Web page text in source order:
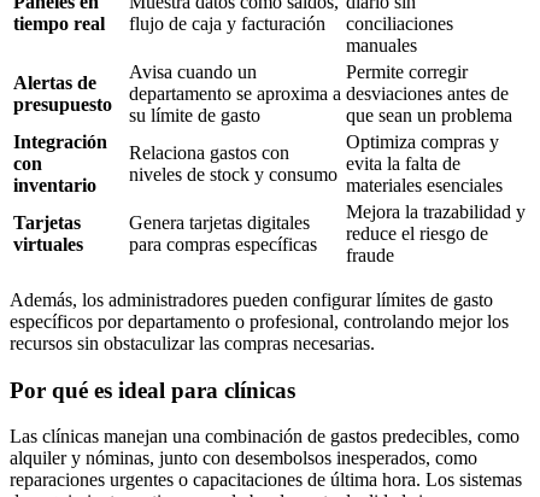
tiempo real
flujo de caja y facturación
conciliaciones
manuales
Alertas de
presupuesto
Avisa cuando un
departamento se aproxima a
su límite de gasto
Permite corregir
desviaciones antes de
que sean un problema
Integración
con
inventario
Relaciona gastos con
niveles de stock y consumo
Optimiza compras y
evita la falta de
materiales esenciales
Tarjetas
virtuales
Genera tarjetas digitales
para compras específicas
Mejora la trazabilidad y
reduce el riesgo de
fraude
Además, los administradores pueden configurar límites de gasto
específicos por departamento o profesional, controlando mejor los
recursos sin obstaculizar las compras necesarias.
Por qué es ideal para clínicas
Las clínicas manejan una combinación de gastos predecibles, como
alquiler y nóminas, junto con desembolsos inesperados, como
reparaciones urgentes o capacitaciones de última hora. Los sistemas